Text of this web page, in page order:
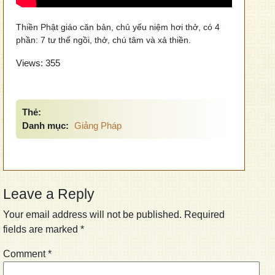
Thiền Phật giáo căn bản, chủ yếu niệm hơi thở, có 4
phần: 7 tư thế ngồi, thở, chú tâm và xả thiền.
Views: 355
Thẻ:
Danh mục: Giảng Pháp
Leave a Reply
Your email address will not be published. Required
fields are marked *
Comment*